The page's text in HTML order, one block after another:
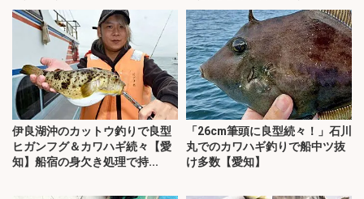
伊良湖沖のカットウ釣りで良型
ヒガンフグ＆カワハギ続々【愛
知】船宿の身欠き処理で持...
「26cm筆頭に良型続々！」石川
丸でのカワハギ釣りで船中ツ抜
け多数【愛知】